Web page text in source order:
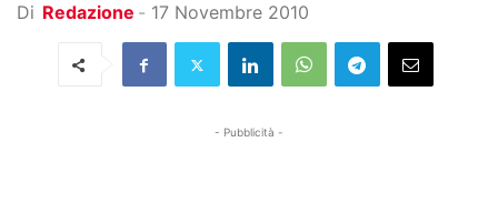
Di Redazione - 17 Novembre 2010
- Pubblicità -